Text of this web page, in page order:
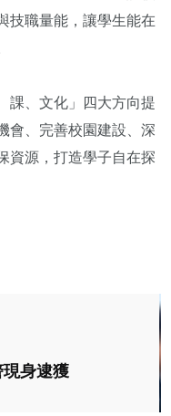
技職量能，讓學生能在
課、文化」四大方向提
會、完善校園建設、深
資源，打造學子自在探
身逮獲